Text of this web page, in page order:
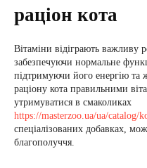
раціон кота
Вітаміни відіграють важливу
забезпечуючи нормальне
підтримуючи його енергію
раціону кота правильними
утримуватися в смаколиках
https://masterzoo.ua/ua/catalog/
спеціалізованих добавках,
благополуччя.